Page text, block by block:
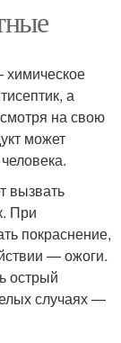
химическое
а
на свою
может
вызвать
При
покраснение,
— ожоги.
острый
случаях —